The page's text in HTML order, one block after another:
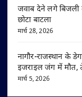
जवाब देने लगे बिजली
छोटा बाटला
मार्च 28, 2026
नागौर-राजस्थान के
इजराइल जंग में मौत,
मार्च 5, 2026